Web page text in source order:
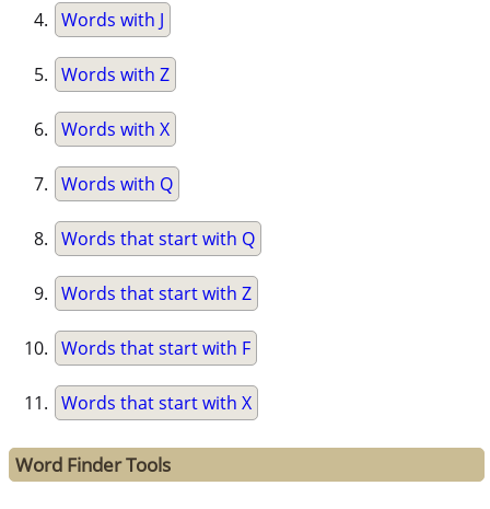
Words with J
Words with Z
Words with X
Words with Q
Words that start with Q
Words that start with Z
Words that start with F
Words that start with X
Word Finder Tools